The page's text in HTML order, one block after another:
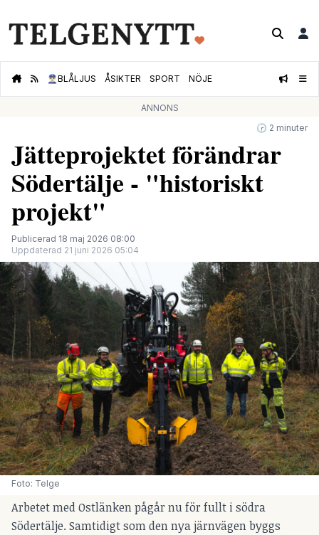
👮🏻‍♂️BLÅLJUS ÅSIKTER SPORT NÖJE
ANNONS
🕝 2 minuter
Jätteprojektet förändrar
Södertälje - "historiskt
projekt"
Publicerad 18 maj 2026 08:00
Uppdaterad 21 juni 2026 05:04
Foto: Telge
Arbetet med Ostlänken pågår nu för fullt i södra
Södertälje. Samtidigt som den nya järnvägen byggs